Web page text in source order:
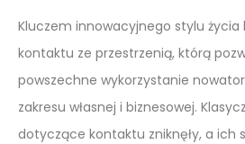
Kluczem innowacyjnego stylu
kontaktu ze przestrzenią, którą
powszechne wykorzystanie
zakresu własnej i biznesowej.
dotyczące kontaktu zniknęły, a ich